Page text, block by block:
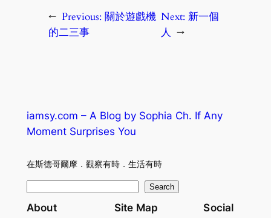
← Previous: 關於遊戲機
的二三事
Next:新一個
人 →
iamsy.com – A Blog by Sophia Ch. If Any
Moment Surprises You
在斯德哥爾摩．觀察有時．生活有時
e
Search
About Site Map Social